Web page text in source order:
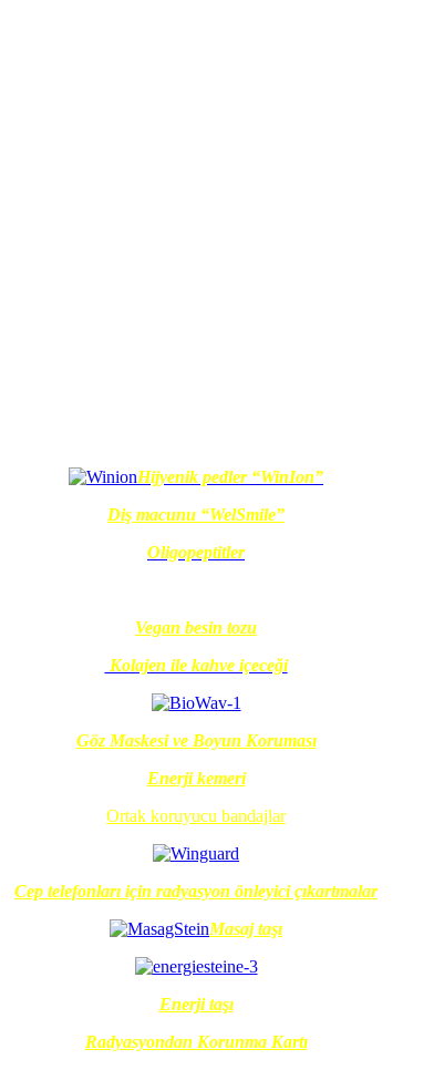
Hijyenik pedler “WinIon”
Diş macunu “WelSmile”
Oligopeptitler
Vegan besin tozu
Kolajen ile kahve içeceği
Göz Maskesi ve Boyun Koruması
Enerji kemeri
Ortak koruyucu bandajlar
Cep telefonları için radyasyon önleyici çıkartmalar
Masaj taşı
Enerji taşı
Radyasyondan Korunma Kartı